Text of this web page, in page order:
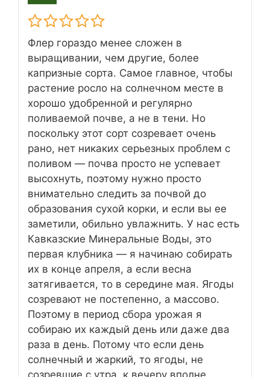
Флер гораздо менее сложен в
выращивании, чем другие, более
капризные сорта. Самое главное, чтобы
растение росло на солнечном месте в
хорошо удобренной и регулярно
поливаемой почве, а не в тени. Но
поскольку этот сорт созревает очень
рано, нет никаких серьезных проблем с
поливом — почва просто не успевает
высохнуть, поэтому нужно просто
внимательно следить за почвой до
образования сухой корки, и если вы ее
заметили, обильно увлажнить. У нас есть
Кавказские Минеральные Воды, это
первая клубника — я начинаю собирать
их в конце апреля, а если весна
затягивается, то в середине мая. Ягоды
созревают не постепенно, а массово.
Поэтому в период сбора урожая я
собираю их каждый день или даже два
раза в день. Потому что если день
солнечный и жаркий, то ягоды, не
созревшие с утра, к вечеру вполне